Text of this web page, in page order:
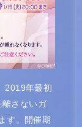
2019年最初
離さないガ
す。開催期